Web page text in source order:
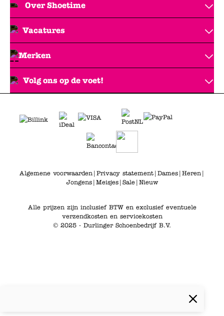
Over Shoetime
Vacatures
Merken
Volg ons op de voet!
Algemene voorwaarden| Privacy statement| Dames| Heren|
Jongens| Meisjes| Sale| Nieuw
Alle prijzen zijn inclusief BTW en exclusief eventuele
verzendkosten en servicekosten
© 2025 - Durlinger Schoenbedrijf B.V.